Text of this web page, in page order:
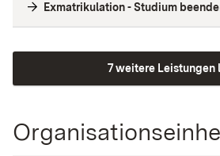
Exmatrikulation - Studium
7 weitere Leistungen